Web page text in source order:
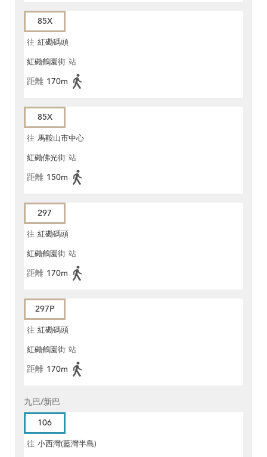
85X
往 紅磡碼頭
紅磡鶴園街 站
距離 170m
85X
往 馬鞍山市中心
紅磡佛光街 站
距離 150m
297
往 紅磡碼頭
紅磡鶴園街 站
距離 170m
297P
往 紅磡碼頭
紅磡鶴園街 站
距離 170m
九巴/新巴
106
往 小西灣(藍灣半島)